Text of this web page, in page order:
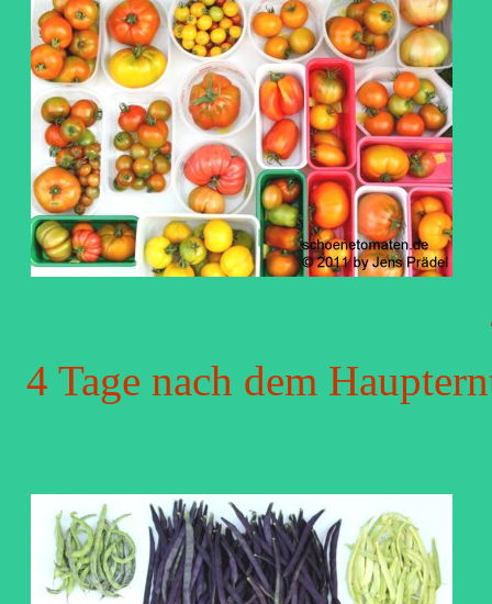
4 Tage nach dem